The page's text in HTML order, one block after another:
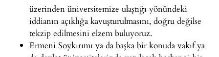
üzerinden üniversitemize ulaştığı yönündeki
iddianın açıklığa kavuşturulmasını, doğru değilse
tekzip edilmesini elzem buluyoruz.
Ermeni Soykırımı ya da başka bir konuda vakıf ya